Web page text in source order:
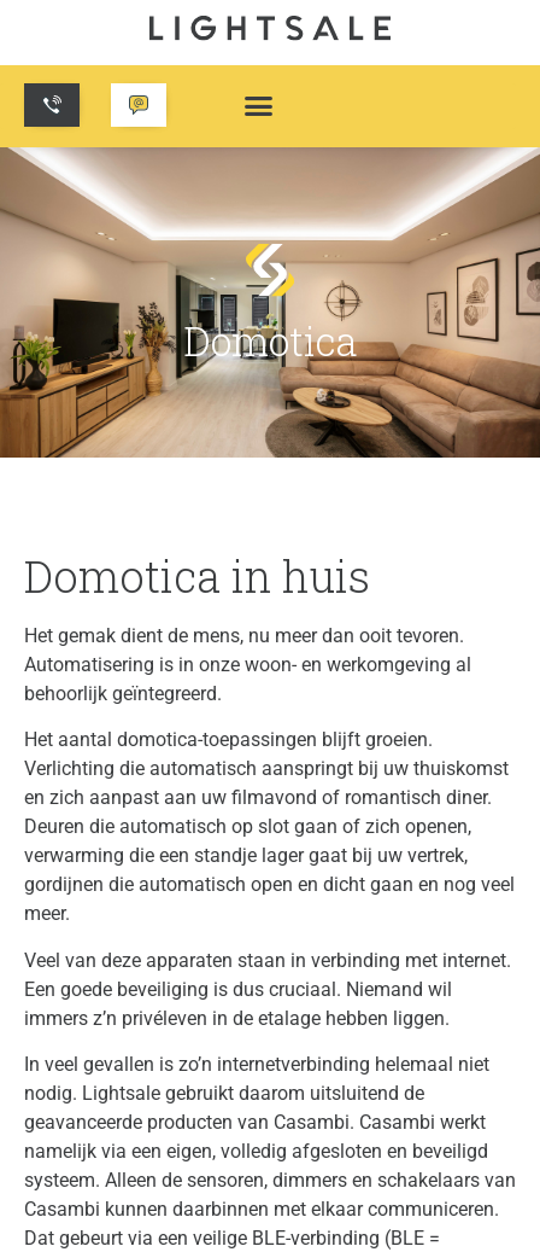
Domotica
Domotica in huis
Het gemak dient de mens, nu meer dan ooit tevoren.
Automatisering is in onze woon- en werkomgeving al
behoorlijk geïntegreerd.
Het aantal domotica-toepassingen blijft groeien.
Verlichting die automatisch aanspringt bij uw thuiskomst
en zich aanpast aan uw filmavond of romantisch diner.
Deuren die automatisch op slot gaan of zich openen,
verwarming die een standje lager gaat bij uw vertrek,
gordijnen die automatisch open en dicht gaan en nog veel
meer.
Veel van deze apparaten staan in verbinding met internet.
Een goede beveiliging is dus cruciaal. Niemand wil
immers z’n privéleven in de etalage hebben liggen.
In veel gevallen is zo’n internetverbinding helemaal niet
nodig. Lightsale gebruikt daarom uitsluitend de
geavanceerde producten van Casambi. Casambi werkt
namelijk via een eigen, volledig afgesloten en beveiligd
systeem. Alleen de sensoren, dimmers en schakelaars van
Casambi kunnen daarbinnen met elkaar communiceren.
Dat gebeurt via een veilige BLE-verbinding (BLE =